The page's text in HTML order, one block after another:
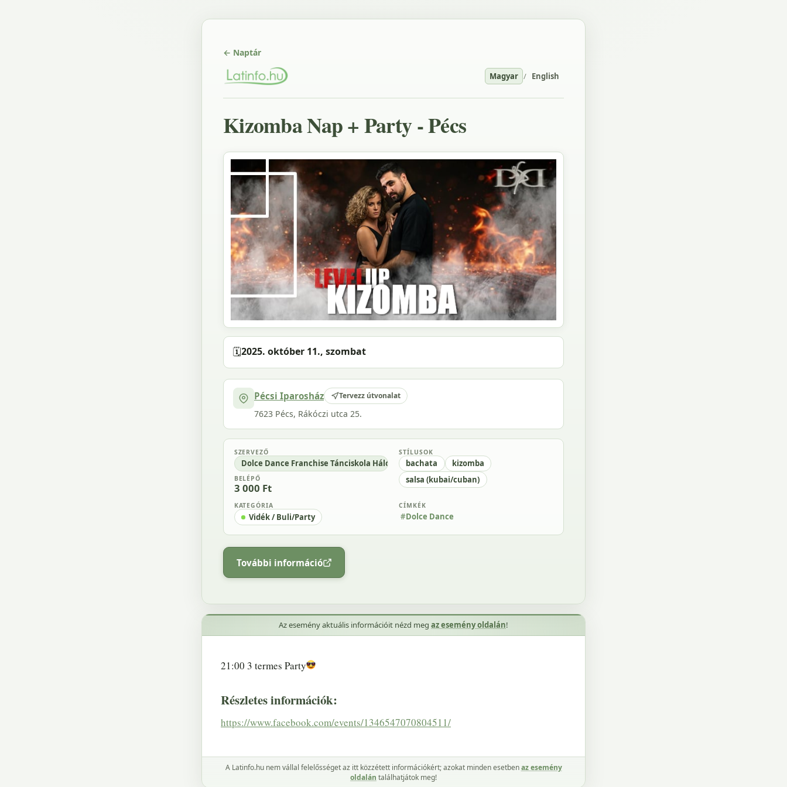
← Naptár
Magyar / English
Kizomba Nap + Party - Pécs
🗓️2025. október 11., szombat
Pécsi Iparosház Tervezz útvonalat
7623 Pécs, Rákóczi utca 25.
SZERVEZŐ
Dolce Dance Franchise Tánciskola Hálózat
BELÉPŐ
3 000 Ft
STÍLUSOK
bachata
kizomba
salsa (kubai/cuban)
KATEGÓRIA
Vidék / Buli/Party
CÍMKÉK
Dolce Dance
További információ
Az esemény aktuális információit nézd meg az esemény oldalán!
21:00 3 termes Party
Részletes információk:
https://www.facebook.com/events/1346547070804511/
A Latinfo.hu nem vállal felelősséget az itt közzétett információkért; azokat minden esetbenaz esemény
oldalán találhatjátok meg!